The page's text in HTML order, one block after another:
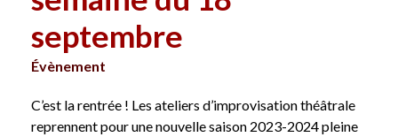
septembre
Évènement
C’est la rentrée ! Les ateliers d’improvisation théâtrale
reprennent pour une nouvelle saison 2023-2024 pleine